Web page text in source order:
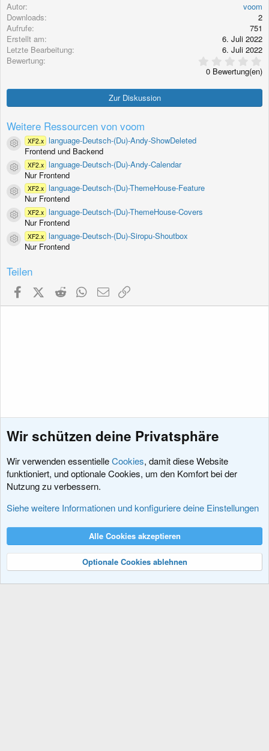
Autor
voom
Downloads
2
Aufrufe
751
Erstellt am
6. Juli 2022
Letzte Bearbeitung
6. Juli 2022
Bewertung
,
0
t
0 Bewertung(en)
Zur Diskussion
Weitere Ressourcen von voom
Ressourcen-Icon
XF2.x language-Deutsch-(Du)-Andy-ShowDeleted
Frontend und Backend
Ressourcen-Icon
XF2.x language-Deutsch-(Du)-Andy-Calendar
Nur Frontend
Ressourcen-Icon
XF2.x language-Deutsch-(Du)-ThemeHouse-Feature
Nur Frontend
Ressourcen-Icon
XF2.x language-Deutsch-(Du)-ThemeHouse-Covers
Nur Frontend
Ressourcen-Icon
XF2.x language-Deutsch-(Du)-Siropu-Shoutbox
Nur Frontend
Teilen
FacebookX (Twitter)
Reddit WhatsApp
E-Mail
Erweiterungen
Nutzungsbedingungen Datenschutz
R
Community platform by XenForo® © 2010-2024 XenForo Ltd.
Wir schützen deine Privatsphäre
Wir verwenden essentielleCookies, damit diese Website
funktioniert, und optionale Cookies, um den Komfort bei der
Nutzung zu verbessern.
Siehe weitere Informationen und konfiguriere deine Einstellungen
Alle Cookies akzeptieren
Optionale Cookies ablehnen